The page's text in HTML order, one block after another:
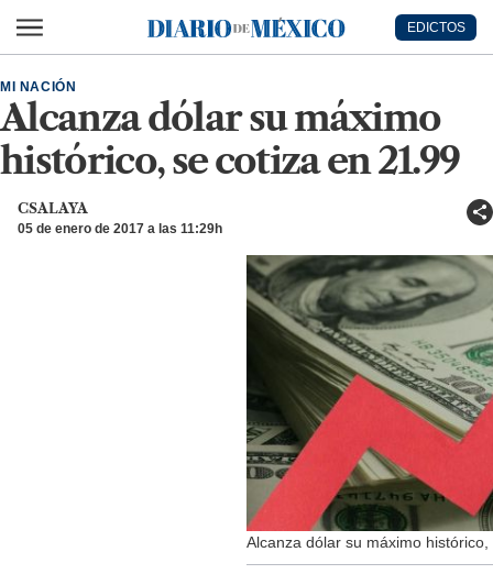
Diario de México
EDICTOS
Alcanza dólar su máximo
histórico, se cotiza en 21.99
MI NACIÓN
CSALAYA
05 de enero de 2017 a las 11:29h
Alcanza dólar su máximo